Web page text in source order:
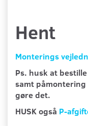
Hent
Monterings
Ps. husk at
samt påmontering
gøre det.
HUSK også P-